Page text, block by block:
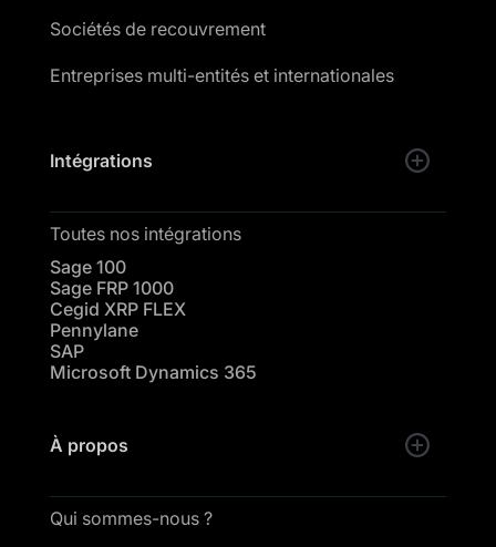
Sociétés de recouvrement
Entreprises multi-entités et internationales
Intégrations
Toutes nos intégrations
Sage 100
Sage FRP 1000
Cegid XRP FLEX
Pennylane
SAP
Microsoft Dynamics 365
À propos
Qui sommes-nous ?